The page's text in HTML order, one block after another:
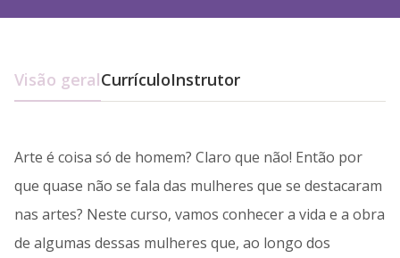
Visão geralCurrículoInstrutor
Arte é coisa só de homem? Claro que não! Então por
que quase não se fala das mulheres que se destacaram
nas artes? Neste curso, vamos conhecer a vida e a obra
de algumas dessas mulheres que, ao longo dos